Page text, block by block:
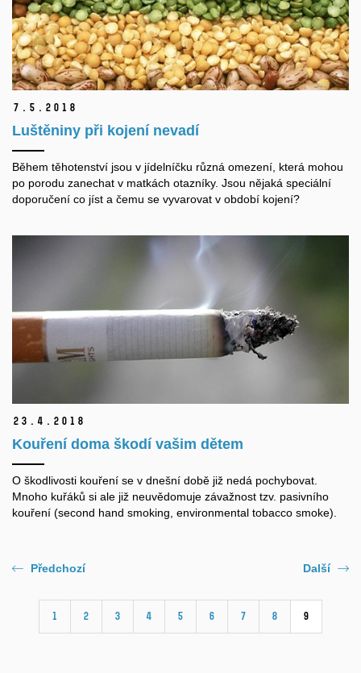
7. 5. 2018
Luštěniny při kojení nevadí
Během těhotenství jsou v jídelníčku různá omezení, která mohou
po porodu zanechat v matkách otazníky. Jsou nějaká speciální
doporučení co jíst a čemu se vyvarovat v období kojení?
23. 4. 2018
Kouření doma škodí vašim dětem
O škodlivosti kouření se v dnešní době již nedá pochybovat.
Mnoho kuřáků si ale již neuvědomuje závažnost tzv. pasivního
kouření (second hand smoking, environmental tobacco smoke).
Předchozí
1 2 3 4 5 6 7 8 9
Další